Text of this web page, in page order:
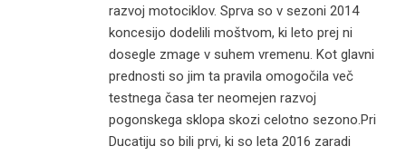
razvoj motociklov. Sprva so v sezoni 2014
koncesijo dodelili moštvom, ki leto prej ni
dosegle zmage v suhem vremenu. Kot glavni
prednosti so jim ta pravila omogočila več
testnega časa ter neomejen razvoj
pogonskega sklopa skozi celotno sezono.Pri
Ducatiju so bili prvi, ki so leta 2016 zaradi